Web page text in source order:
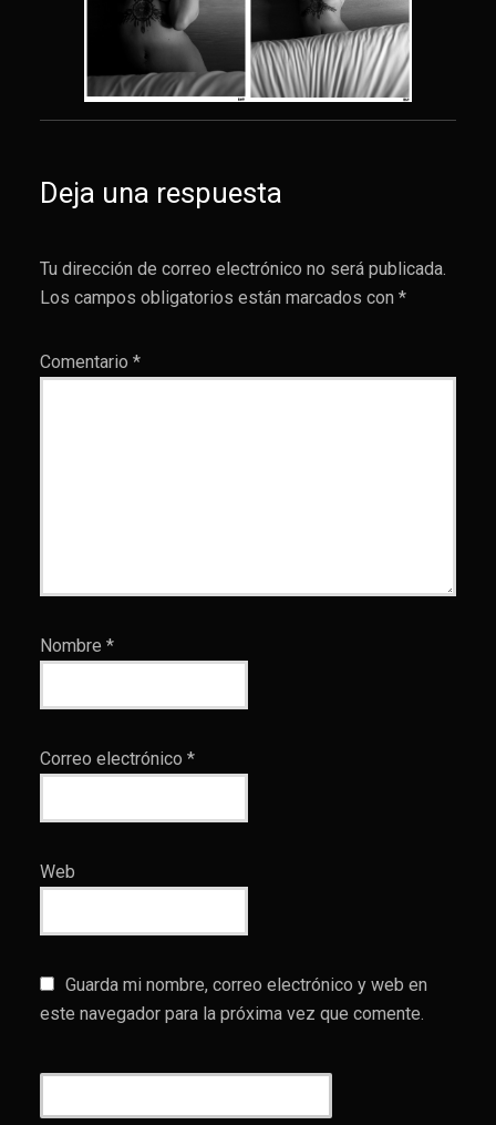
Deja una respuesta
Tu dirección de correo electrónico no será publicada.
Los campos obligatorios están marcados con *
Comentario *
Nombre *
Correo electrónico *
Web
Guarda mi nombre, correo electrónico y web en
este navegador para la próxima vez que comente.